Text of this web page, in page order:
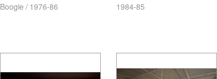
Boogie / 1976-86
1984-85